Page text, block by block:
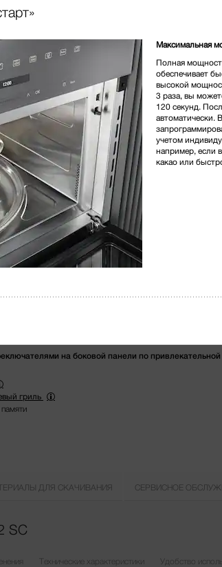
Цвет изделия:
* Розничная цена
на боковой панели по
гриль
ДЛЯ СКАЧИВАНИЯ СЕРВИСНОЕ
SC
Технические характеристики Удобство
Максимальная
Полная
обеспечивает
высокой
3 раза, вы
120 секунд.
автоматически.
учетом
например, если
какао или